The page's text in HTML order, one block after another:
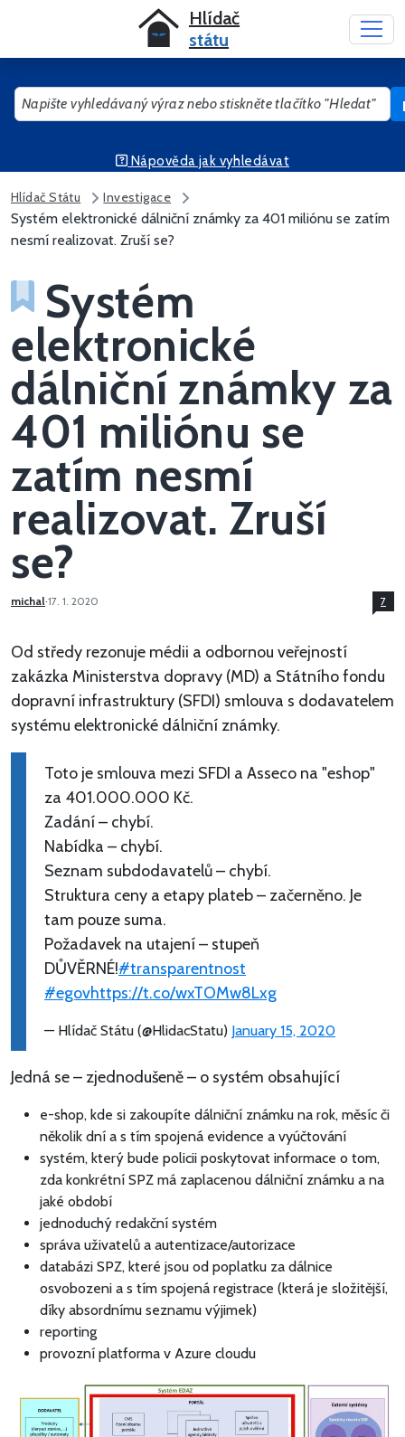
Hlídač
státu
Nápověda jak vyhledávat
Hlídač Státu Investigace
Systém elektronické dálniční známky za 401 miliónu se zatím
nesmí realizovat. Zruší se?
Systém
elektronické
dálniční známky za
401 miliónu se
zatím nesmí
realizovat. Zruší
se?
michal·17. 1. 2020 7
Od středy rezonuje médii a odbornou veřejností
zakázka Ministerstva dopravy (MD) a Státního fondu
dopravní infrastruktury (SFDI) smlouva s dodavatelem
systému elektronické dálniční známky.
Toto je smlouva mezi SFDI a Asseco na "eshop"
za 401.000.000 Kč.
Zadání – chybí.
Nabídka – chybí.
Seznam subdodavatelů – chybí.
Struktura ceny a etapy plateb – začerněno. Je
tam pouze suma.
Požadavek na utajení – stupeň
DŮVĚRNÉ!#transparentnost
#egovhttps://t.co/wxTOMw8Lxg
— Hlídač Státu (@HlidacStatu) January 15, 2020
Jedná se – zjednodušeně – o systém obsahující
e-shop, kde si zakoupíte dálniční známku na rok, měsíc či
několik dní a s tím spojená evidence a vyúčtování
systém, který bude policii poskytovat informace o tom,
zda konkrétní SPZ má zaplacenou dálniční známku a na
jaké období
jednoduchý redakční systém
správa uživatelů a autentizace/autorizace
databázi SPZ, které jsou od poplatku za dálnice
osvobozeni a s tím spojená registrace (která je složitější,
díky absordnímu seznamu výjimek)
reporting
provozní platforma v Azure cloudu